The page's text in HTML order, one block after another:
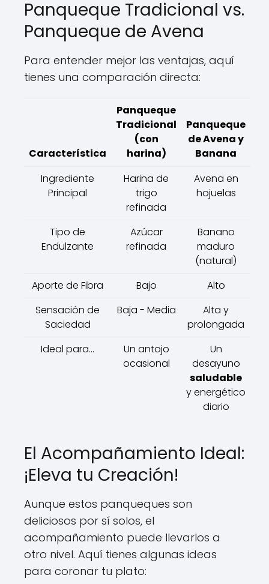
Panqueque Tradicional vs.
Panqueque de Avena
Para entender mejor las ventajas, aquí
tienes una comparación directa:
Característica
Panqueque
Tradicional
(con
harina)
Panqueque
de Avena y
Banana
Ingrediente
Principal
Harina de
trigo
refinada
Avena en
hojuelas
Tipo de
Endulzante
Azúcar
refinada
Banano
maduro
(natural)
Aporte de Fibra
Bajo
Alto
Sensación de
Saciedad
Baja - Media
Alta y
prolongada
Ideal para...
Un antojo
ocasional
Un
desayuno
saludable
y energético
diario
El Acompañamiento Ideal:
¡Eleva tu Creación!
Aunque estos panqueques son
deliciosos por sí solos, el
acompañamiento puede llevarlos a
otro nivel. Aquí tienes algunas ideas
para coronar tu plato: